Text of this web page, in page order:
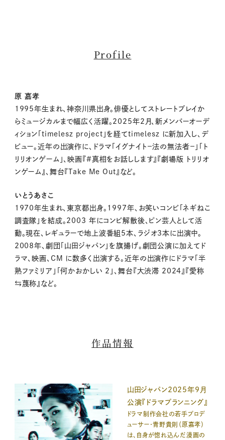
Profile
原 嘉孝
1995年生まれ、神奈川県出身。俳優としてストレートプレイか
らミュージカルまで幅広く活躍。2025年2月、新メンバーオーデ
ィション「timelesz project」を経てtimelesz に新加入し、デ
ビュー。近年の出演作に、ドラマ「イグナイト－法の無法者－」「ト
リリオンゲーム」、映画『#真相をお話しします』『劇場版 トリリオ
ンゲーム』、舞台『Take Me Out』など。
いとうあさこ
1970年生まれ、東京都出身。1997年、お笑いコンビ「ネギねこ
調査隊」を結成。2003 年にコンビ解散後、ピン芸人として活
動。現在、レギュラーで地上波番組5本、ラジオ3本に出演中。
2008年、劇団「山田ジャパン」を旗揚げ。劇団公演に加えてド
ラマ、映画、CM に数多く出演する。近年の出演作にドラマ「半
熟ファミリア」「何かおかしい 2」、舞台『大渋滞 2024』『愛称
⇆蔑称』など。
作品情報
山田ジャパン2025年9月
公演『ドラマプランニング』
ドラマ制作会社の若手プロデ
ューサー・青野貴則（原嘉孝）
は、自身が惚れ込んだ漫画の